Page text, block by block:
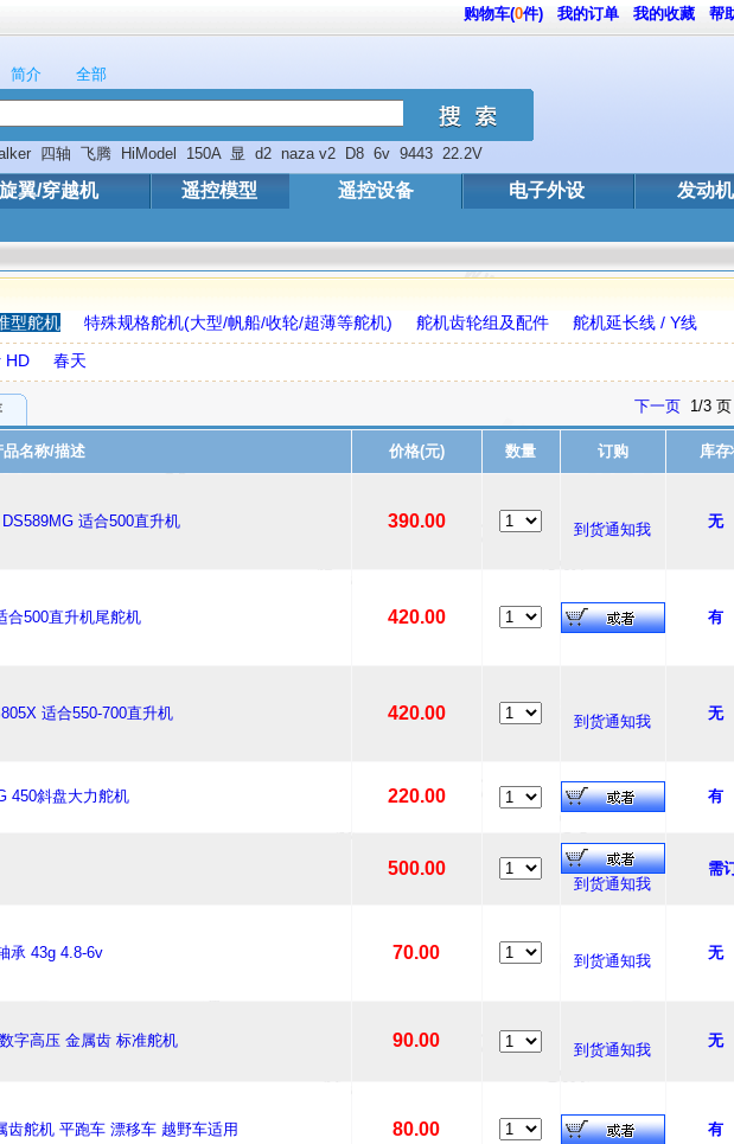
简介 全部
四轴 飞腾 HiModel 150A 显 d2 naza v2 D8 6v 9443 22.2V
翼/穿越机 遥控模型 遥控设备 电子外设 发动
购物车(0件) 我的订单 我的收藏 帮
型舵机 特殊规格舵机(大型/帆船/收轮/超薄等舵机) 舵机齿轮组及配件
舵机延长线 / Y线
HD 春天
下一页1/3 页
品名称/描述 价格(元) 数量 订购 库
适合500直升机 390.00 到货通知我 无
合500直升机尾舵机 420.00 有
适合550-700直升机 420.00 到货通知我 无
450斜盘大力舵机 220.00 有
500.00
到货通知我
需
承 43g 4.8-6v 70.00 到货通知我 无
字高压 金属齿 标准舵机 90.00 到货通知我
无
齿舵机 平跑车 漂移车 越野车适用 80.00 有